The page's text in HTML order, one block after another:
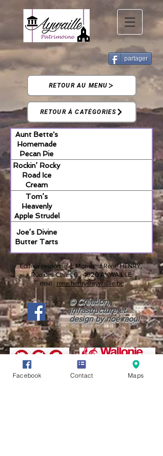
partager
RETOUR AU MENU
RETOUR À CATÉGORIES
Aunt Bette's
Homemade
Pecan Pie
Rockin’ Rocky
Road Ice
Cream
Tom’s
Heavenly
Apple Strudel
Joe’s Divine
Butter Tarts
Editeur responsale:Monsieur René HENRY,
Rue des Chars 6 -4920 AYWAILLE
mail : rene.henry@aywaille.be
© Création,
infrastructure et
design by noé raoul
Facebook Contact Maps